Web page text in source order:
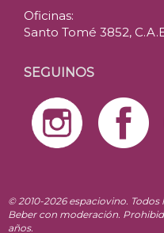
Oficinas:
Santo Tomé 3852,
SEGUINOS
© 2010-2026 espaciovino. Todos
Beber con moderación.
años.